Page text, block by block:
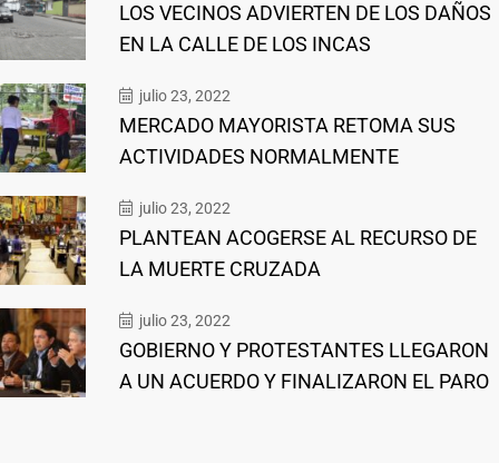
LOS VECINOS ADVIERTEN DE LOS DAÑOS
EN LA CALLE DE LOS INCAS
julio 23, 2022
MERCADO MAYORISTA RETOMA SUS
ACTIVIDADES NORMALMENTE
julio 23, 2022
PLANTEAN ACOGERSE AL RECURSO DE
LA MUERTE CRUZADA
julio 23, 2022
GOBIERNO Y PROTESTANTES LLEGARON
A UN ACUERDO Y FINALIZARON EL PARO